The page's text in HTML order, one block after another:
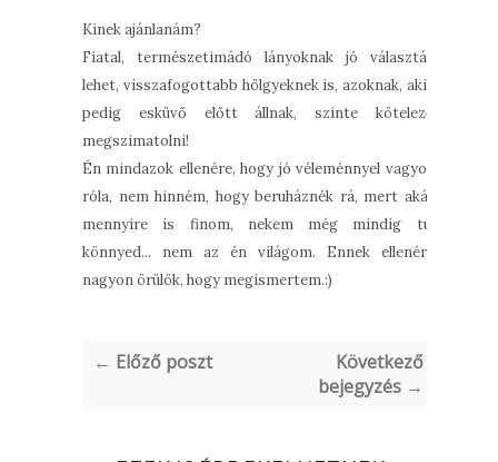
Kinek ajánlanám?
Fiatal, természetimádó lányoknak jó választás
lehet, visszafogottabb hölgyeknek is, azoknak, akik
pedig esküvő előtt állnak, szinte kötelező
megszimatolni!
Én mindazok ellenére, hogy jó véleménnyel vagyok
róla, nem hinném, hogy beruháznék rá, mert akár
mennyire is finom, nekem még mindig túl
könnyed... nem az én világom. Ennek ellenére
nagyon örülök, hogy megismertem.:)
← Előző poszt
Következő
bejegyzés →